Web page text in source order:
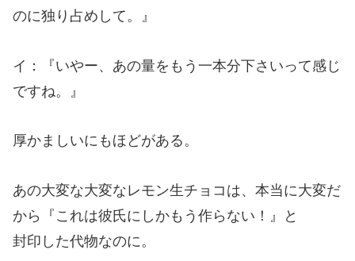
のに独り占めして。』
イ：『いやー、あの量をもう一本分下さいって感じ
ですね。』
厚かましいにもほどがある。
あの大変な大変なレモン生チョコは、本当に大変だ
から『これは彼氏にしかもう作らない！』と
封印した代物なのに。